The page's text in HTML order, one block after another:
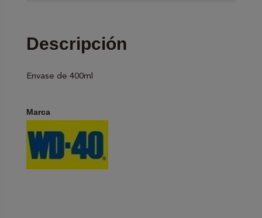
Descripción
Envase de 400ml
Marca